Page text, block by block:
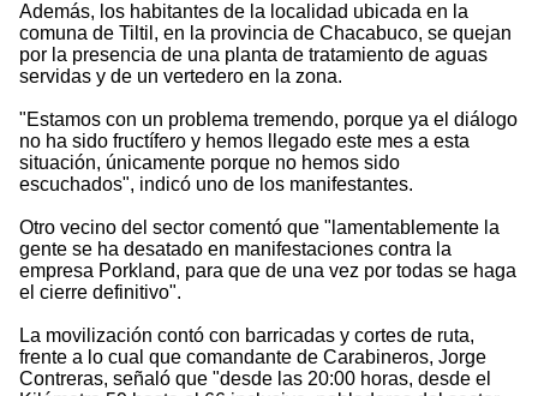
Además, los habitantes de la localidad ubicada en la
comuna de Tiltil, en la provincia de Chacabuco, se quejan
por la presencia de una planta de tratamiento de aguas
servidas y de un vertedero en la zona.
"Estamos con un problema tremendo, porque ya el diálogo
no ha sido fructífero y hemos llegado este mes a esta
situación, únicamente porque no hemos sido
escuchados", indicó uno de los manifestantes.
Otro vecino del sector comentó que "lamentablemente la
gente se ha desatado en manifestaciones contra la
empresa Porkland, para que de una vez por todas se haga
el cierre definitivo".
La movilización contó con barricadas y cortes de ruta,
frente a lo cual que comandante de Carabineros, Jorge
Contreras, señaló que "desde las 20:00 horas, desde el